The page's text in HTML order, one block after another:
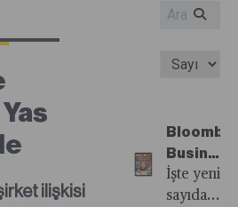
ilişkisi
22.
İşte yeni
sayıdan